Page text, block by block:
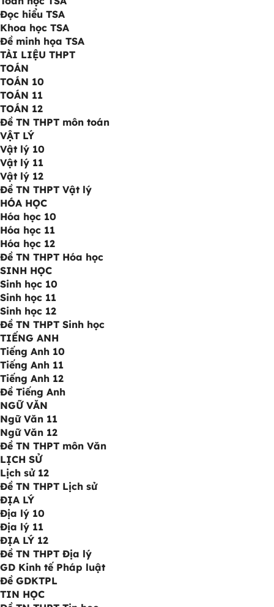
Đọc hiểu TSA
Khoa học TSA
Đề minh họa TSA
TÀI LIỆU THPT
TOÁN
TOÁN 10
TOÁN 11
TOÁN 12
Đề TN THPT môn toán
VẬT LÝ
Vật lý 10
Vật lý 11
Vật lý 12
Đề TN THPT Vật lý
HÓA HỌC
Hóa học 10
Hóa học 11
Hóa học 12
Đề TN THPT Hóa học
SINH HỌC
Sinh học 10
Sinh học 11
Sinh học 12
Đề TN THPT Sinh học
TIẾNG ANH
Tiếng Anh 10
Tiếng Anh 11
Tiếng Anh 12
Đề Tiếng Anh
NGỮ VĂN
Ngữ Văn 11
Ngữ Văn 12
Đề TN THPT môn Văn
LỊCH SỬ
Lịch sử 12
Đề TN THPT Lịch sử
ĐỊA LÝ
Địa lý 10
Địa lý 11
ĐỊA LÝ 12
Đề TN THPT Địa lý
GD Kinh tế Pháp luật
Đề GDKTPL
TIN HỌC